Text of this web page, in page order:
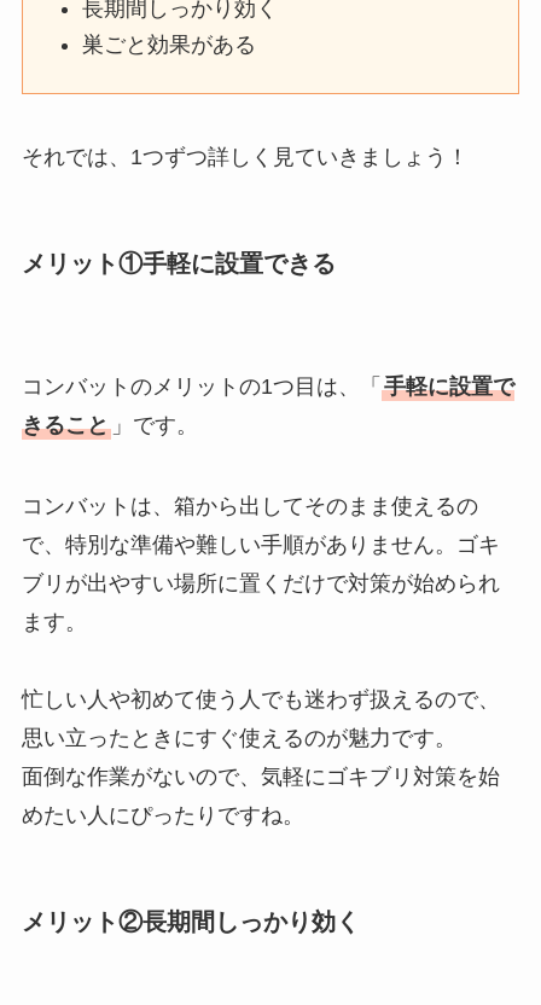
長期間しっかり効く
巣ごと効果がある
それでは、1つずつ詳しく見ていきましょう！
メリット①手軽に設置できる
コンバットのメリットの1つ目は、「 手軽に設置で
きること」です。
コンバットは、箱から出してそのまま使えるの
で、特別な準備や難しい手順がありません。ゴキ
ブリが出やすい場所に置くだけで対策が始められ
ます。
忙しい人や初めて使う人でも迷わず扱えるので、
思い立ったときにすぐ使えるのが魅力です。
面倒な作業がないので、気軽にゴキブリ対策を始
めたい人にぴったりですね。
メリット②長期間しっかり効く